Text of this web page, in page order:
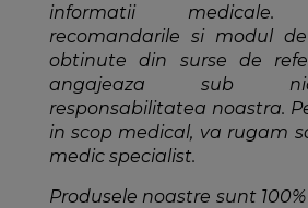
informatii medicale.
recomandarile si modul
obtinute din surse de
angajeaza sub
responsabilitatea noastra.
in scop medical, va rugam
medic specialist.
Produsele noastre sunt